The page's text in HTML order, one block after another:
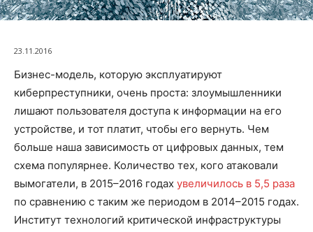
23.11.2016
Бизнес-модель, которую эксплуатируют
киберпреступники, очень проста: злоумышленники
лишают пользователя доступа к информации на его
устройстве, и тот платит, чтобы его вернуть. Чем
больше наша зависимость от цифровых данных, тем
схема популярнее. Количество тех, кого атаковали
вымогатели, в 2015–2016 годах увеличилось в 5,5 раза
по сравнению с таким же периодом в 2014–2015 годах.
Институт технологий критической инфраструктуры